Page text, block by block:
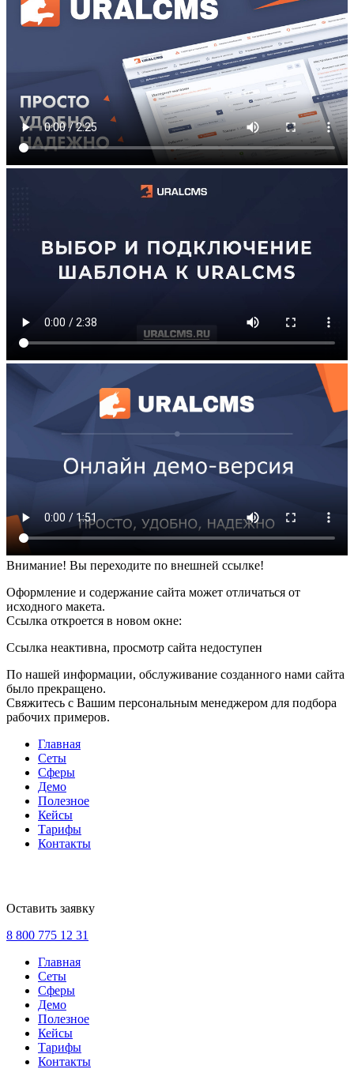
Внимание! Вы переходите по внешней ссылке!
Оформление и содержание сайта может отличаться от
исходного макета.
Ссылка откроется в новом окне:
Ссылка неактивна, просмотр сайта недоступен
По нашей информации, обслуживание созданного нами сайта
было прекращено.
Свяжитесь с Вашим персональным менеджером для подбора
рабочих примеров.
Главная
Сеты
Сферы
Демо
Полезное
Кейсы
Тарифы
Контакты
Оставить заявку
8 800 775 12 31
Главная
Сеты
Сферы
Демо
Полезное
Кейсы
Тарифы
Контакты